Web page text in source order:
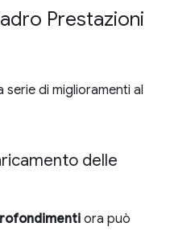
Prestazioni
di miglioramenti al
delle
ora può